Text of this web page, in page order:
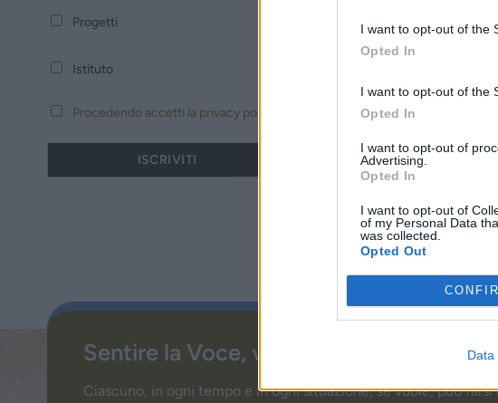
I want to opt-out of the
Opted In
I want to opt-out of the
Opted In
I want to opt-out of
Advertising.
Opted In
I want to opt-out of
of my Personal Data
was collected.
Opted Out
Data
Progetti
Istituto
Procedendo accetti la privacy policy
Sentire la Voce, vivere la Parola
Ciascuno, in ogni tempo e in ogni situazione, se vuole, può